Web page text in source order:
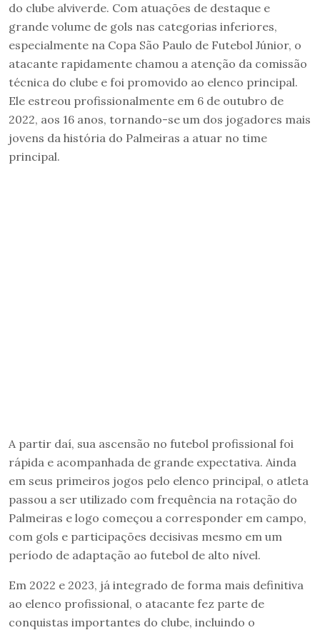
do clube alviverde. Com atuações de destaque e
grande volume de gols nas categorias inferiores,
especialmente na Copa São Paulo de Futebol Júnior, o
atacante rapidamente chamou a atenção da comissão
técnica do clube e foi promovido ao elenco principal.
Ele estreou profissionalmente em 6 de outubro de
2022, aos 16 anos, tornando-se um dos jogadores mais
jovens da história do Palmeiras a atuar no time
principal.
A partir daí, sua ascensão no futebol profissional foi
rápida e acompanhada de grande expectativa. Ainda
em seus primeiros jogos pelo elenco principal, o atleta
passou a ser utilizado com frequência na rotação do
Palmeiras e logo começou a corresponder em campo,
com gols e participações decisivas mesmo em um
período de adaptação ao futebol de alto nível.
Em 2022 e 2023, já integrado de forma mais definitiva
ao elenco profissional, o atacante fez parte de
conquistas importantes do clube, incluindo o